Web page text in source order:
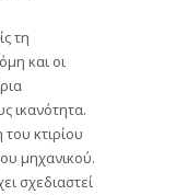
τη
και οι
ικανότητα.
κτιρίου
μηχανικού.
σχεδιαστεί